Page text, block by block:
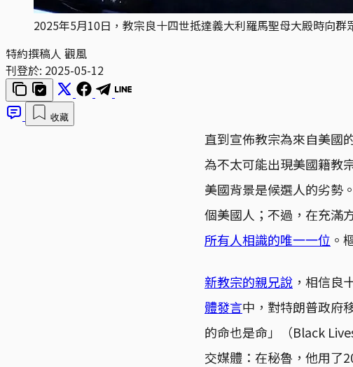
2025年5月10日，教宗良十四世抵達義大利羅馬聖母大殿時向
特約撰稿人 觀風
刊登於: 2025-05-12
收藏
直到宣佈教宗為來自美國
為不太可能出現美國籍教
美國背景是候選人的劣勢
個美國人；不過，在充滿
所有人相識的唯一一位 。
新教宗的親兄說 ，相信良
體發言中，對特朗普政府
的命也是命」（Black
交媒體：在秘魯，他用了